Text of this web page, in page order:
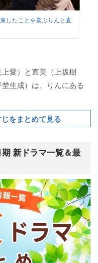
したことを喜ぶりんと直
愛）と直美（上坂樹
生成）は、りんにある
をまとめて見る
新ドラマ一覧＆最